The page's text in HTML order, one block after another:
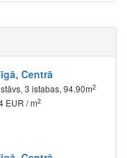
Centrā
3 istabas, 94.90m2
EUR / m2